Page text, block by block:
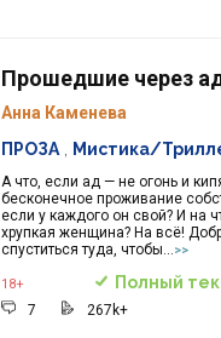
Прошедшие через
Анна Каменева
А что, если ад — не огонь и
бесконечное проживание
если у каждого он свой? И на
хрупкая женщина? На всё!
спуститься туда, чтобы...
>>
ПРОЗА Мистика/
18+ Полный
7 267k+